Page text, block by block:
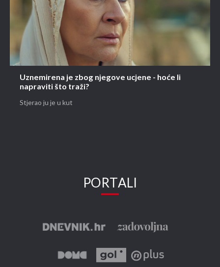
Uznemirena je zbog njegove ucjene - hoće li
napraviti što traži?
Stjerao ju je u kut
PORTALI